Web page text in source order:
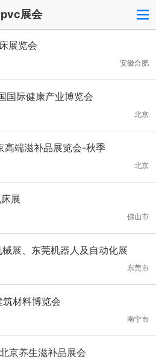
pvc展会
展览会
安徽合肥
国际健康产业博览会
北京
高端滋补品展览会-秋季
北京
展
佛山市
展、东莞机器人及自动化展
东莞市
材料博览会
南宁市
京养生滋补品展会